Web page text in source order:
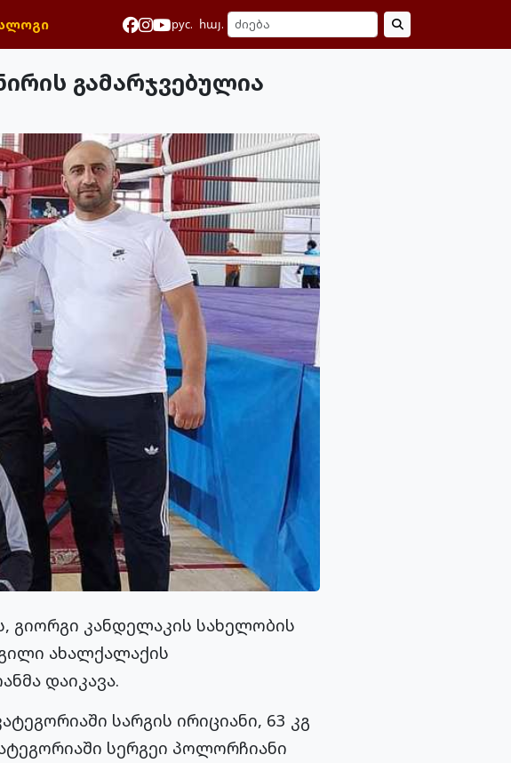
рус. հայ.
გამარჯვებულია
გიორგი კანდელაკის სახელობის
ახალქალაქის
დაიკავა.
სარგის ირიციანი, 63 კგ
სერგეი პოლორჩიანი